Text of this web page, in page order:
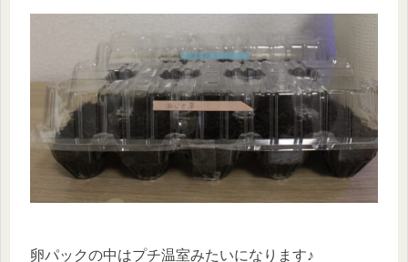
卵パックの中はプチ温室みたいになります♪